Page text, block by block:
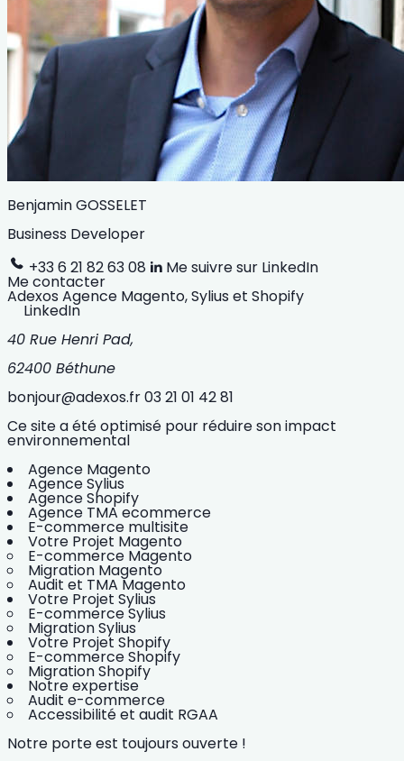
Benjamin GOSSELET
Business Developer
+33 6 21 82 63 08
Me suivre sur LinkedIn
Me contacter
Adexos Agence Magento, Sylius et Shopify
LinkedIn
40 Rue Henri Pad,
62400 Béthune
bonjour@adexos.fr03 21 01 42 81
Ce site a été optimisé pour réduire son impact
environnemental
Agence Magento
Agence Sylius
Agence Shopify
Agence TMA ecommerce
E-commerce multisite
Votre Projet Magento
E-commerce Magento
Migration Magento
Audit et TMA Magento
Votre Projet Sylius
E-commerce Sylius
Migration Sylius
Votre Projet Shopify
E-commerce Shopify
Migration Shopify
Notre expertise
Audit e-commerce
Accessibilité et audit RGAA
Notre porte est toujours ouverte !